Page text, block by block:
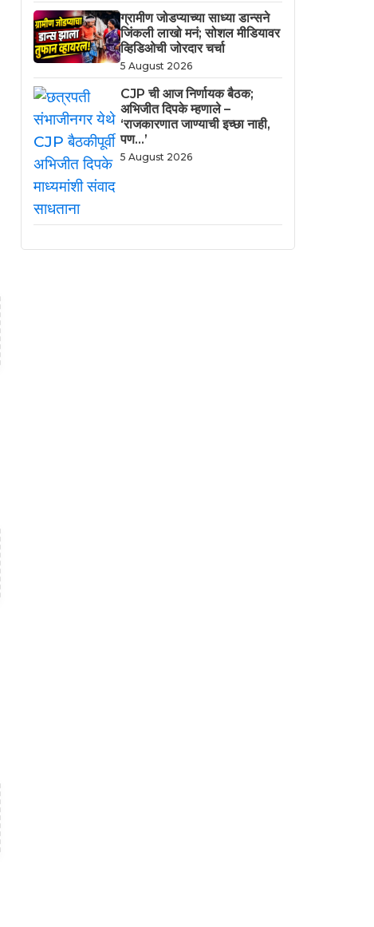
ग्रामीण जोडप्याच्या साध्या डान्सने
जिंकली लाखो मनं; सोशल मीडियावर
व्हिडिओची जोरदार चर्चा
5 August 2026
CJP ची आज निर्णायक बैठक;
अभिजीत दिपके म्हणाले –
‘राजकारणात जाण्याची इच्छा नाही,
पण…’
5 August 2026